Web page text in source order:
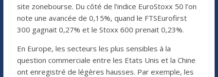
site zonebourse. Du côté de l’indice EuroStoxx 50 l’on
note une avancée de 0,15%, quand le FTSEurofirst
300 gagnait 0,27% et le Stoxx 600 prenait 0,23%.
En Europe, les secteurs les plus sensibles à la
question commerciale entre les Etats Unis et la Chine
ont enregistré de légères hausses. Par exemple, les